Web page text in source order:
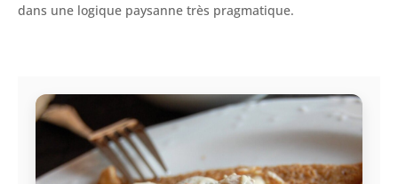
dans une logique paysanne très pragmatique.